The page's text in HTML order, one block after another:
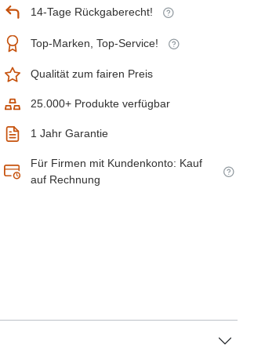
14-Tage Rückgaberecht!
Top-Marken, Top-Service!
Qualität zum fairen Preis
25.000+ Produkte verfügbar
1 Jahr Garantie
Für Firmen mit Kundenkonto: Kauf
auf Rechnung